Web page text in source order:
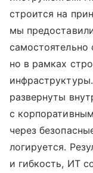
строится на
мы
но в рамках
развернуты
с
через
логируется.
и гибкость, ИТ